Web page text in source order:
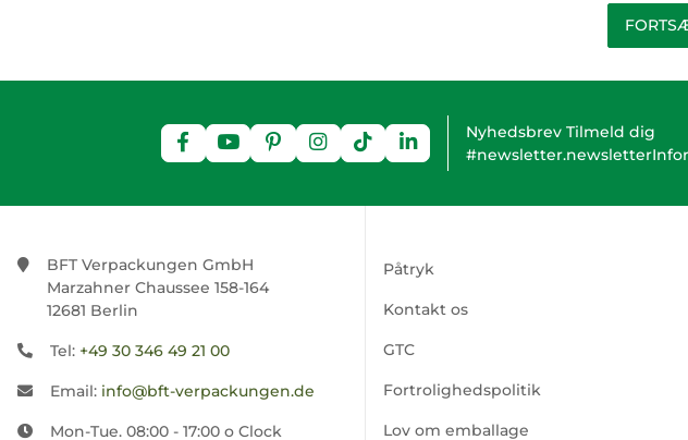
Nyhedsbrev Tilmeld dig
BFT Verpackungen GmbH
Marzahner Chaussee 158-164
12681 Berlin
Tel: +49 30 346 49 21 00
Email: info@bft-verpackungen.de
Mon-Tue. 08:00 - 17:00 o Clock
Påtryk
Kontakt os
GTC
Fortrolighedspolitik
Lov om emballage